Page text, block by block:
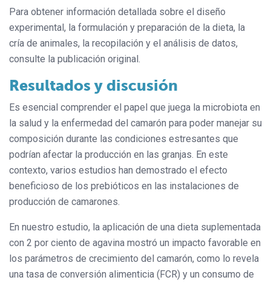
Para obtener información detallada sobre el diseño
experimental, la formulación y preparación de la dieta, la
cría de animales, la recopilación y el análisis de datos,
consulte la publicación original.
Resultados y discusión
Es esencial comprender el papel que juega la microbiota en
la salud y la enfermedad del camarón para poder manejar su
composición durante las condiciones estresantes que
podrían afectar la producción en las granjas. En este
contexto, varios estudios han demostrado el efecto
beneficioso de los prebióticos en las instalaciones de
producción de camarones.
En nuestro estudio, la aplicación de una dieta suplementada
con 2 por ciento de agavina mostró un impacto favorable en
los parámetros de crecimiento del camarón, como lo revela
una tasa de conversión alimenticia (FCR) y un consumo de